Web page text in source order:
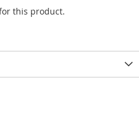
this product.